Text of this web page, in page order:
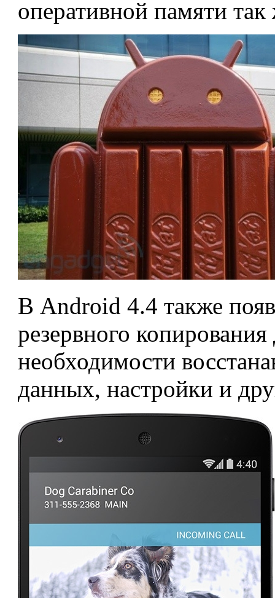
оперативной памяти
В Android 4.4 также
резервного
необходимости
данных, настройки и